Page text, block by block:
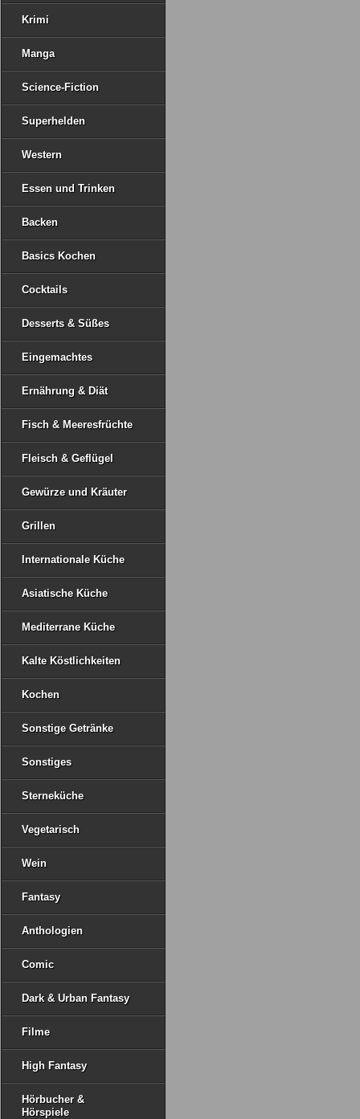
Krimi
Manga
Science-Fiction
Superhelden
Western
Essen und Trinken
Backen
Basics Kochen
Cocktails
Desserts & Süßes
Eingemachtes
Ernährung & Diät
Fisch & Meeresfrüchte
Fleisch & Geflügel
Gewürze und Kräuter
Grillen
Internationale Küche
Asiatische Küche
Mediterrane Küche
Kalte Köstlichkeiten
Kochen
Sonstige Getränke
Sonstiges
Sterneküche
Vegetarisch
Wein
Fantasy
Anthologien
Comic
Dark & Urban Fantasy
Filme
High Fantasy
Hörbucher &
Hörspiele